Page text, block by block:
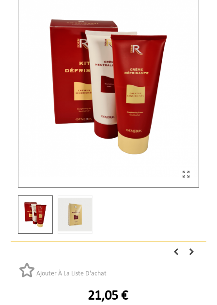
Ajouter À La Liste D'achat
21,05 €